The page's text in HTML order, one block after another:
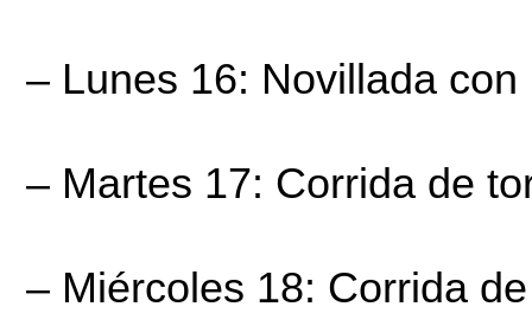
– Lunes 16: Novillada
– Martes 17: Corrida de
– Miércoles 18: Corrida